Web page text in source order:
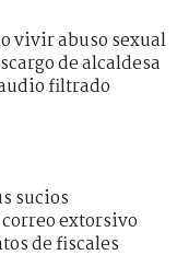
vivir abuso sexual
de alcaldesa
filtrado
sucios
extorsivo
de fiscales